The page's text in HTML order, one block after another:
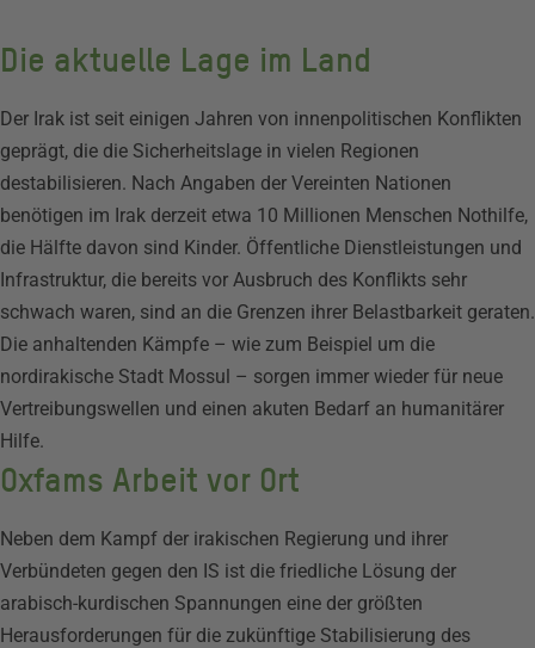
Die aktuelle Lage im Land
Der Irak ist seit einigen Jahren von innenpolitischen Konflikten
geprägt, die die Sicherheitslage in vielen Regionen
destabilisieren. Nach Angaben der Vereinten Nationen
benötigen im Irak derzeit etwa 10 Millionen Menschen Nothilfe,
die Hälfte davon sind Kinder. Öffentliche Dienstleistungen und
Infrastruktur, die bereits vor Ausbruch des Konflikts sehr
schwach waren, sind an die Grenzen ihrer Belastbarkeit geraten.
Die anhaltenden Kämpfe – wie zum Beispiel um die
nordirakische Stadt Mossul – sorgen immer wieder für neue
Vertreibungswellen und einen akuten Bedarf an humanitärer
Hilfe.
Oxfams Arbeit vor Ort
Neben dem Kampf der irakischen Regierung und ihrer
Verbündeten gegen den IS ist die friedliche Lösung der
arabisch-kurdischen Spannungen eine der größten
Herausforderungen für die zukünftige Stabilisierung des